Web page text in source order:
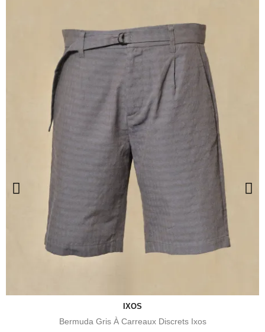
IXOS
Bermuda Gris À Carreaux Discrets Ixos